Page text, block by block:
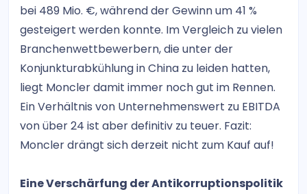
bei 489 Mio. €, während der Gewinn um 41 %
gesteigert werden konnte. Im Vergleich zu vielen
Branchenwettbewerbern, die unter der
Konjunkturabkühlung in China zu leiden hatten,
liegt Moncler damit immer noch gut im Rennen.
Ein Verhältnis von Unternehmenswert zu EBITDA
von über 24 ist aber definitiv zu teuer. Fazit:
Moncler drängt sich derzeit nicht zum Kauf auf!
Eine Verschärfung der Antikorruptionspolitik